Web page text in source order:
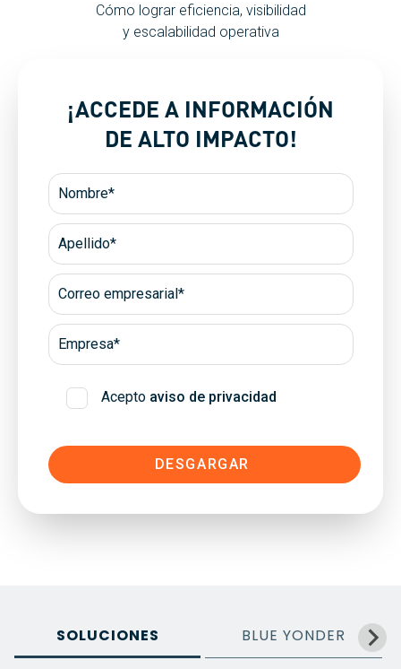
Cómo lograr eficiencia, visibilidad
y escalabilidad operativa
¡ACCEDE A INFORMACIÓN
DE ALTO IMPACTO!
Acepto aviso de privacidad
SOLUCIONES BLUE YONDER